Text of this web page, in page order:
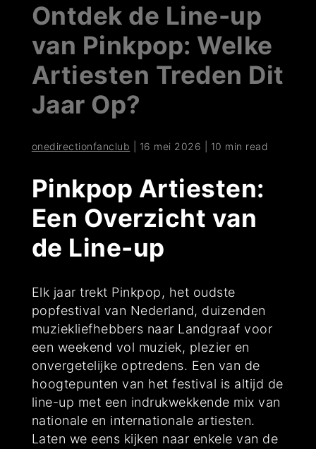
Ontdek de Line-up
van Pinkpop: Welke
Artiesten Treden Dit
Jaar Op?
onedirectionfanclub 16 mei 2026 10 min read
Pinkpop Artiesten:
Een Overzicht van
de Line-up
Elk jaar trekt Pinkpop, het oudste
popfestival van Nederland, duizenden
muziekliefhebbers naar Landgraaf voor
een weekend vol muziek, plezier en
onvergetelijke optredens. Een van de
hoogtepunten van het festival is altijd de
line-up met een indrukwekkende mix van
nationale en internationale artiesten.
Laten we eens kijken naar enkele van de